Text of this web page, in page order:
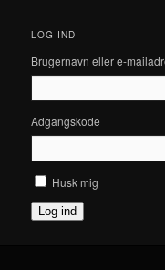
LOG IND
Brugernavn eller e-
Adgangskode
Husk mig
Log ind